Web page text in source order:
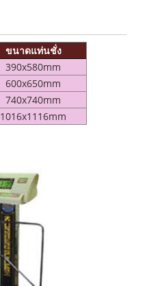
ขนาดแท่นชั่ง
390x580mm
600x650mm
740x740mm
1016x1116mm